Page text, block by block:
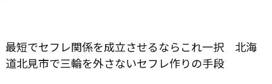

最短でセフレ関係を成立させるならこれ一択 北海
道北見市で三輪を外さないセフレ作りの手段